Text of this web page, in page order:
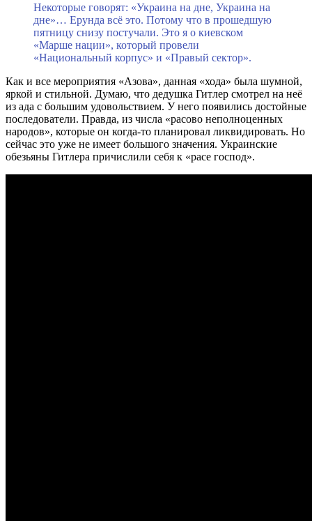
Некоторые говорят: «Украина на дне, Украина на
дне»… Ерунда всё это. Потому что в прошедшую
пятницу снизу постучали. Это я о киевском
«Марше нации», который провели
«Национальный корпус» и «Правый сектор».
Как и все мероприятия «Азова», данная «хода» была шумной,
яркой и стильной. Думаю, что дедушка Гитлер смотрел на неё
из ада с большим удовольствием. У него появились достойные
последователи. Правда, из числа «расово неполноценных
народов», которые он когда-то планировал ликвидировать. Но
сейчас это уже не имеет большого значения. Украинские
обезьяны Гитлера причислили себя к «расе господ».